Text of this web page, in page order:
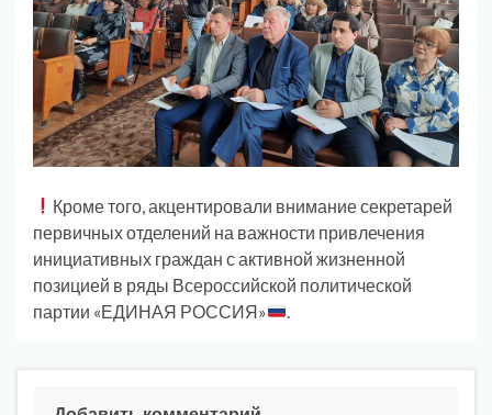
Кроме того, акцентировали внимание секретарей
первичных отделений на важности привлечения
инициативных граждан с активной жизненной
позицией в ряды Всероссийской политической
партии «ЕДИНАЯ РОССИЯ»